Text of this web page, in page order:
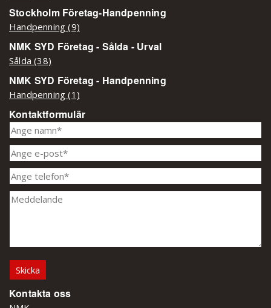
Stockholm Företag-Handpenning
Handpenning (9)
NMK SYD Företag - Sålda - Urval
Sålda (38)
NMK SYD Företag - Handpenning
Handpenning (1)
Kontaktformulär
Kontakta oss